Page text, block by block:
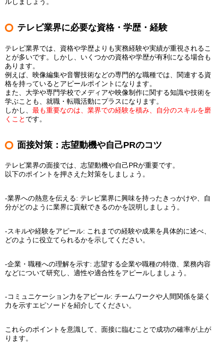
ルしましょう。
テレビ業界に必要な資格・学歴・経験
テレビ業界では、資格や学歴よりも実務経験や実績が重視されるこ
とが多いです。しかし、いくつかの資格や学歴が有利になる場合も
あります。
例えば、映像編集や音響技術などの専門的な職種では、関連する資
格を持っているとアピールポイントになります。
また、大学や専門学校でメディアや映像制作に関する知識や技術を
学ぶことも、就職・転職活動にプラスになります。
しかし、 最も重要なのは、業界での経験を積み、自分のスキルを磨
くこと です。
面接対策：志望動機や自己PRのコツ
テレビ業界の面接では、志望動機や自己PRが重要です。
以下のポイントを押さえた対策をしましょう。
-業界への熱意を伝える: テレビ業界に興味を持ったきっかけや、自
分がどのように業界に貢献できるのかを説明しましょう。
-スキルや経験をアピール: これまでの経験や成果を具体的に述べ、
どのように役立てられるかを示してください。
-企業・職種への理解を示す: 志望する企業や職種の特徴、業務内容
などについて研究し、適性や適合性をアピールしましょう。
-コミュニケーション力をアピール: チームワークや人間関係を築く
力を示すエピソードを紹介してください。
これらのポイントを意識して、面接に臨むことで成功の確率が上が
ります。